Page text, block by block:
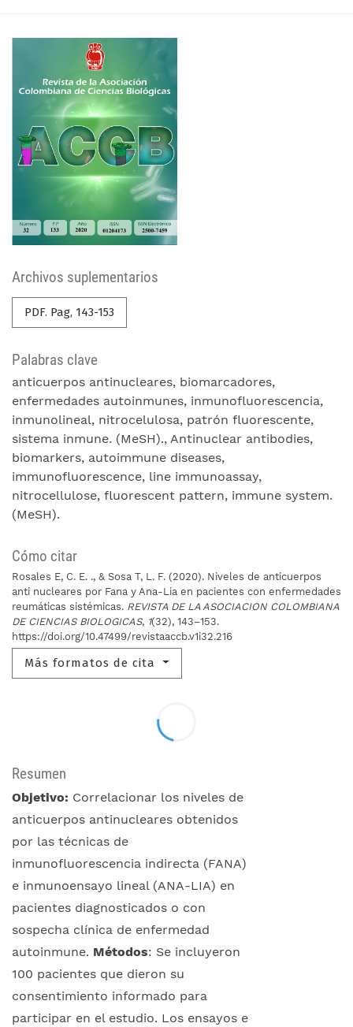
Archivos suplementarios
PDF. Pag, 143-153
Palabras clave
anticuerpos antinucleares biomarcadores
enfermedades autoinmunes inmunofluorescencia
inmunolineal nitrocelulosa patrón fluorescente
sistema inmune. (MeSH). Antinuclear antibodies
biomarkers autoimmune diseases
immunofluorescence line immunoassay
nitrocellulose fluorescent pattern immune system.
(MeSH).
Cómo citar
Rosales E, C. E. ., & Sosa T, L. F. (2020). Niveles de anticuerpos
anti nucleares por Fana y Ana-Lia en pacientes con enfermedades
reumáticas sistémicas. REVISTA DE LA ASOCIACION COLOMBIANA
DE CIENCIAS BIOLOGICAS, 1(32), 143–153.
https://doi.org/10.47499/revistaaccb.v1i32.216
Más formatos de cita
Resumen
Objetivo: Correlacionar los niveles de
anticuerpos antinucleares obtenidos
por las técnicas de
inmunofluorescencia indirecta (FANA)
e inmunoensayo lineal (ANA-LIA) en
pacientes diagnosticados o con
sospecha clínica de enfermedad
autoinmune. Métodos: Se incluyeron
100 pacientes que dieron su
consentimiento informado para
participar en el estudio. Los ensayos e